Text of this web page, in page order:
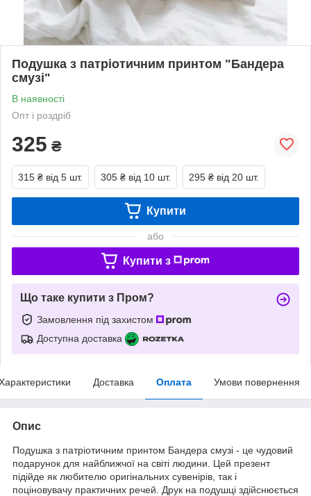
Подушка з патріотичним принтом "Бандера
смузі"
В наявності
Опт і роздріб
325 ₴
315 ₴ від 5 шт. 305 ₴ від 10 шт. 295 ₴ від 20 шт.
Купити
або
Купити з
Що таке купити з Пром?
Замовлення під захистом
Доступна доставка
Доставка Оплата Умови повернення
Опис
Подушка з патріотичним принтом Бандера смузі - це чудовий
подарунок для найближчої на світі людини. Цей презент
підійде як любителю оригінальних сувенірів, так і
поціновувачу практичних речей. Друк на подушці здійснюється